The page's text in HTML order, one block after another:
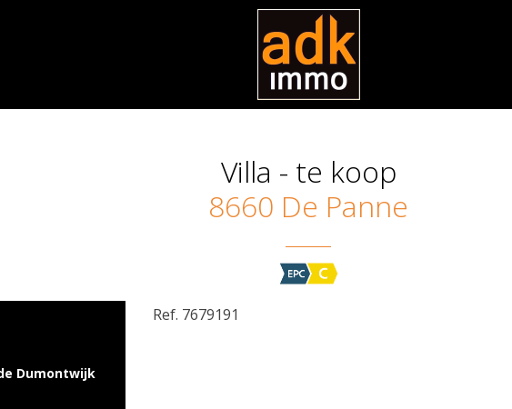
Villa - te koop
8660 De Panne
Dumontwijk
Ref. 7679191